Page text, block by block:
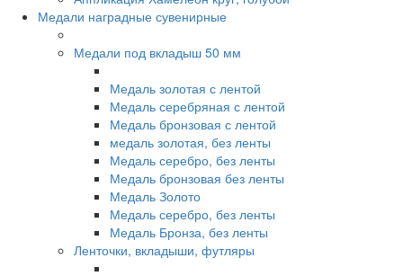
Медали наградные сувенирные
Медали под вкладыш 50 мм
Медаль золотая с лентой
Медаль серебряная с лентой
Медаль бронзовая с лентой
медаль золотая, без ленты
Медаль серебро, без ленты
Медаль бронзовая без ленты
Медаль Золото
Медаль серебро, без ленты
Медаль Бронза, без ленты
Ленточки, вкладыши, футляры